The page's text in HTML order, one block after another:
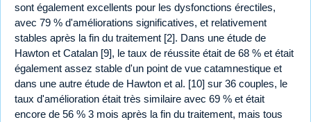
sont également excellents pour les dysfonctions érectiles,
avec 79 % d'améliorations significatives, et relativement
stables après la fin du traitement [2]. Dans une étude de
Hawton et Catalan [9], le taux de réussite était de 68 % et était
également assez stable d'un point de vue catamnestique et
dans une autre étude de Hawton et al. [10] sur 36 couples, le
taux d'amélioration était très similaire avec 69 % et était
encore de 56 % 3 mois après la fin du traitement, mais tous